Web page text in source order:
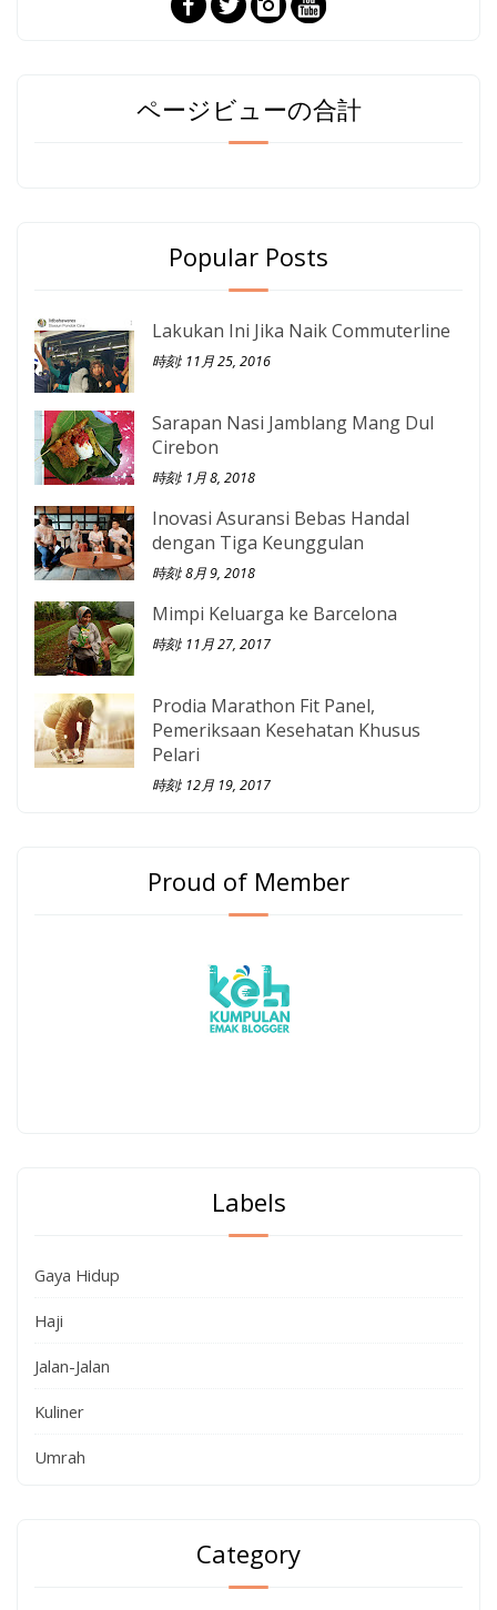
ページビューの合計
Popular Posts
Lakukan Ini Jika Naik Commuterline
時刻: 11月 25, 2016
Sarapan Nasi Jamblang Mang Dul
Cirebon
時刻: 1月 8, 2018
Inovasi Asuransi Bebas Handal
dengan Tiga Keunggulan
時刻: 8月 9, 2018
Mimpi Keluarga ke Barcelona
時刻: 11月 27, 2017
Prodia Marathon Fit Panel,
Pemeriksaan Kesehatan Khusus
Pelari
時刻: 12月 19, 2017
Proud of Member
Labels
Gaya Hidup
Haji
Jalan-Jalan
Kuliner
Umrah
Category